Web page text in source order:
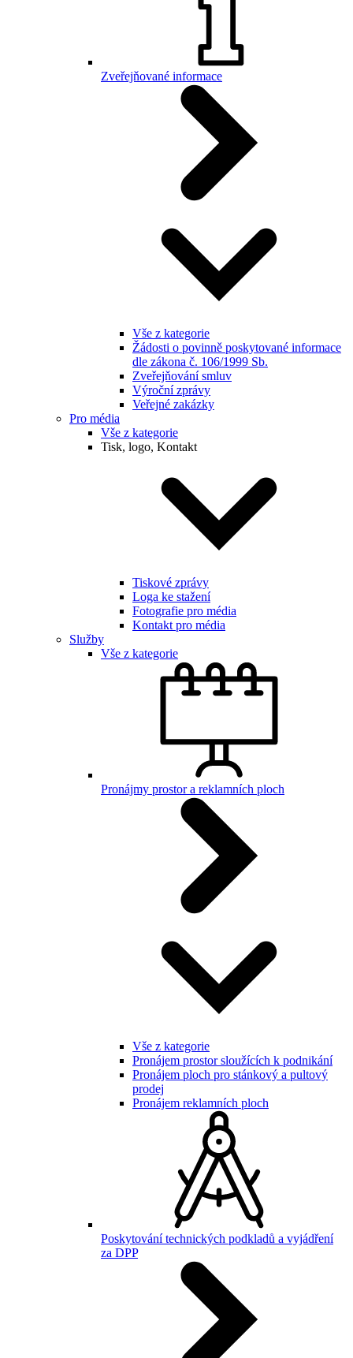
Zveřejňované informace
Vše z kategorie
Žádosti o povinně poskytované informace
dle zákona č. 106/1999 Sb.
Zveřejňování smluv
Výroční zprávy
Veřejné zakázky
Pro média
Vše z kategorie
Tisk, logo, Kontakt
Tiskové zprávy
Loga ke stažení
Fotografie pro média
Kontakt pro média
Služby
Vše z kategorie
Pronájmy prostor a reklamních ploch
Vše z kategorie
Pronájem prostor sloužících k podnikání
Pronájem ploch pro stánkový a pultový
prodej
Pronájem reklamních ploch
Poskytování technických podkladů a vyjádření
za DPP